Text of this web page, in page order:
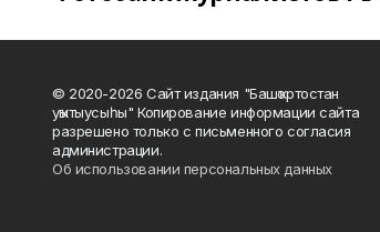
© 2020-2026 Сайт издания "Башҡортостан
уҡытыусыһы" Копирование информации сайта
разрешено только с письменного согласия
администрации.
Об использовании персональных данных